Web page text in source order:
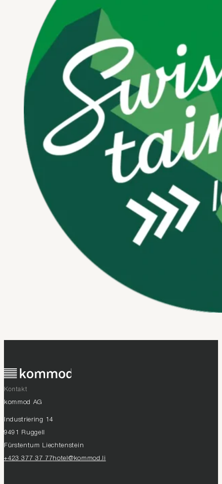
Kontakt
kommod AG
Industriering 14
9491 Ruggell
Fürstentum Liechtenstein
+423 377 37 77 hotel@kommod.li